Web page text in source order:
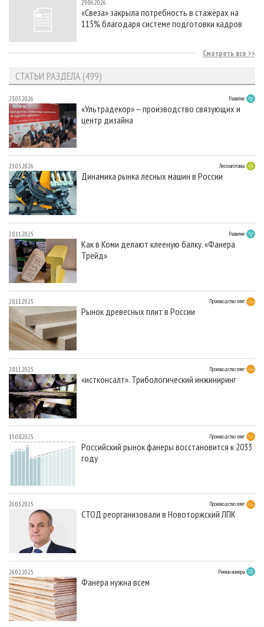
29.06.2026
«Свеза» закрыла потребность в стажёрах на
115% благодаря системе подготовки кадров
Смотреть все
СТАТЬИ РАЗДЕЛА (499)
23.03.2026 Развитие
«Ультрадекор» – производство связующих и
центр дизайна
23.03.2026 Лесозаготовка
Динамика рынка лесных машин в России
28.11.2025 Развитие
Как в Коми делают клееную балку. «Фанера
Трейд»
28.11.2025 Производство плит
Рынок древесных плит в России
28.11.2025 Производство плит
«истконсалт». Трибологический инжиниринг
15.08.2025 Производство плит
Российский рынок фанеры восстановится к 2033
году
26.03.2025 Производство плит
СТОД реорганизовали в Новоторжский ЛПК
26.02.2025 Регион номера
Фанера нужна всем